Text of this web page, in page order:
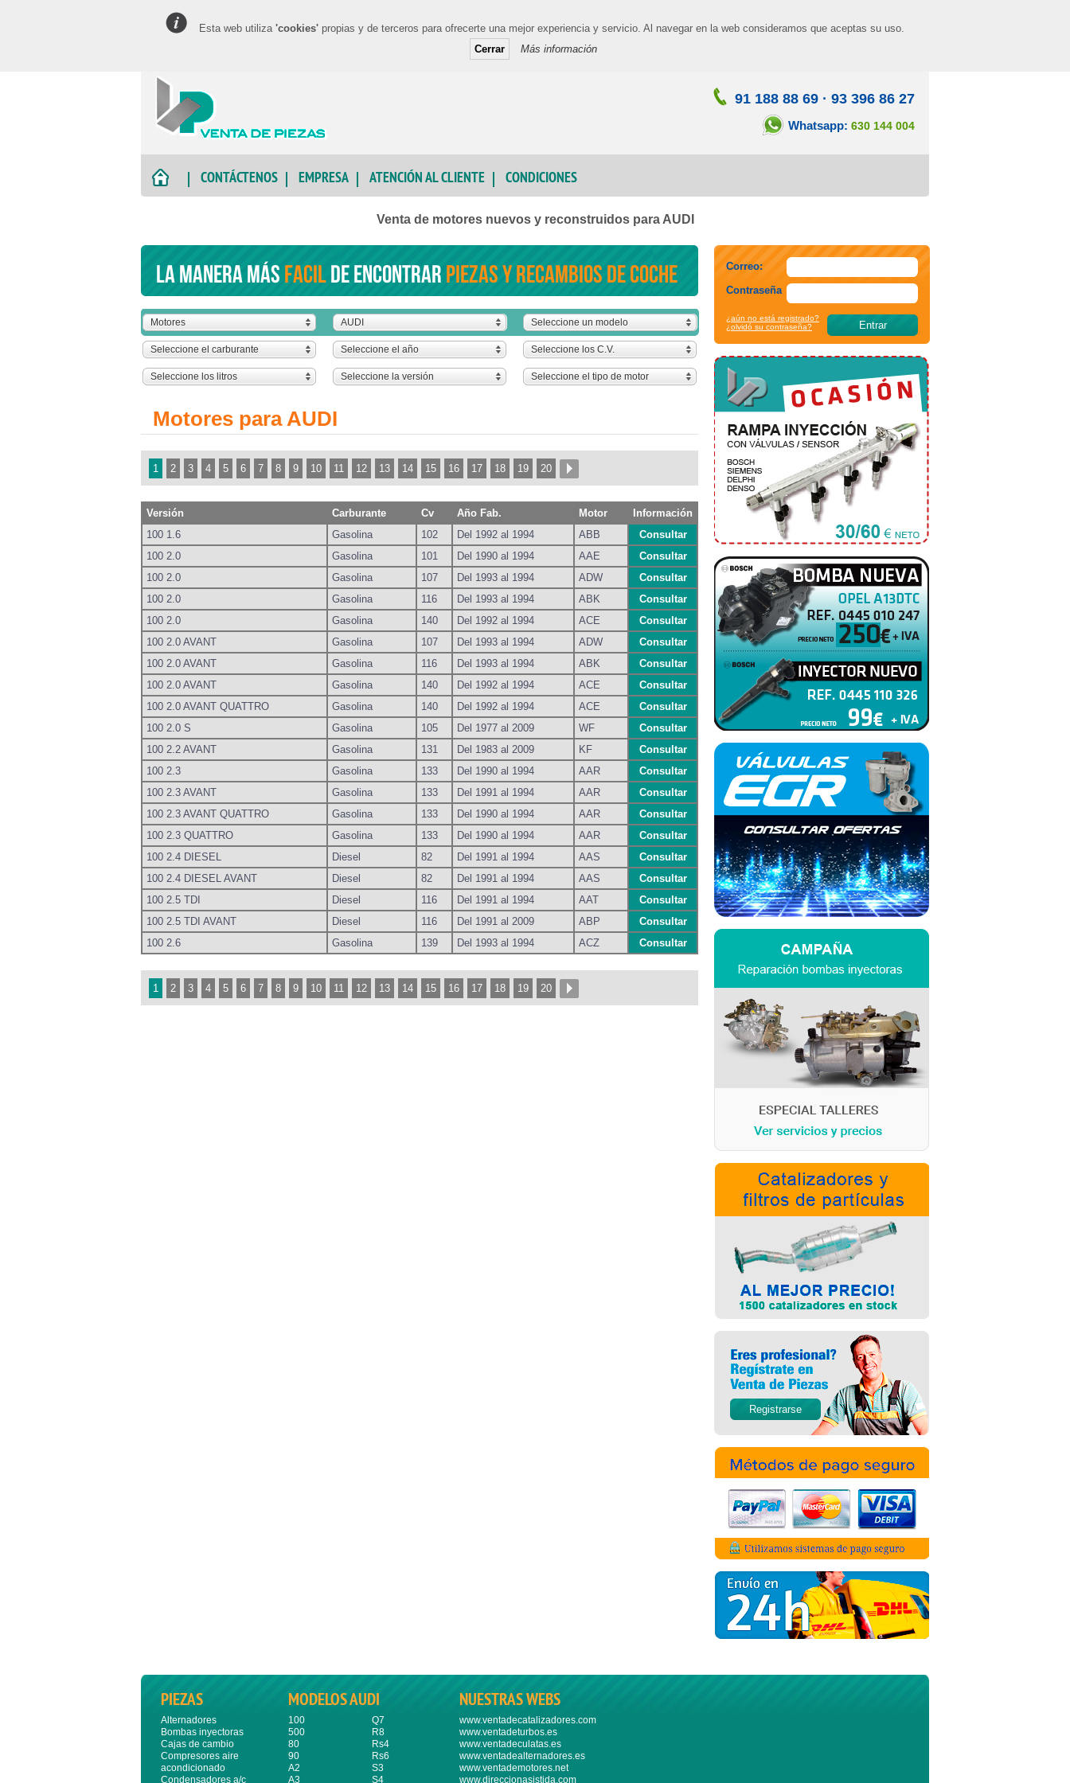
Esta web utiliza 'cookies' propias y de terceros para ofrecerte una mejor experiencia y servicio. Al navegar en la web consideramos que aceptas su uso.
Cerrar
Más información
91 188 88 69 · 93 396 86 27
Whatsapp: 630 144 004
CONTÁCTENOS EMPRESA ATENCIÓN AL CLIENTE CONDICIONES
Venta de motores nuevos y reconstruidos para AUDI
La manera másfacilde encontrarpiezas y recambios de coche
Motores AUDI Seleccione un modelo
Seleccione el carburante Seleccione el año Seleccione los C.V.
Seleccione los litros Seleccione la versión Seleccione el tipo de motor
Motores para AUDI
1 2 3 4 5 6 7 8 9 10 11 12 13 14 15 16 17 18 19 20
Versión Carburante Cv Año Fab. Motor
Información
100 1.6
Gasolina 102 Del 1992 al 1994 ABB
Consultar
100 2.0
Gasolina 101 Del 1990 al 1994 AAE
Consultar
100 2.0
Gasolina 107 Del 1993 al 1994 ADW
Consultar
100 2.0
Gasolina 116 Del 1993 al 1994 ABK
Consultar
100 2.0
Gasolina 140 Del 1992 al 1994 ACE
Consultar
100 2.0 AVANT
Gasolina 107 Del 1993 al 1994 ADW
Consultar
100 2.0 AVANT
Gasolina 116 Del 1993 al 1994 ABK
Consultar
100 2.0 AVANT
Gasolina 140 Del 1992 al 1994 ACE
Consultar
100 2.0 AVANT QUATTRO
Gasolina 140 Del 1992 al 1994 ACE
Consultar
100 2.0 S
Gasolina 105 Del 1977 al 2009 WF
Consultar
100 2.2 AVANT
Gasolina 131 Del 1983 al 2009 KF
Consultar
100 2.3
Gasolina 133 Del 1990 al 1994 AAR
Consultar
100 2.3 AVANT
Gasolina 133 Del 1991 al 1994 AAR
Consultar
100 2.3 AVANT QUATTRO
Gasolina 133 Del 1990 al 1994 AAR
Consultar
100 2.3 QUATTRO
Gasolina 133 Del 1990 al 1994 AAR
Consultar
100 2.4 DIESEL
Diesel 82 Del 1991 al 1994 AAS
Consultar
100 2.4 DIESEL AVANT
Diesel 82 Del 1991 al 1994 AAS
Consultar
100 2.5 TDI
Diesel 116 Del 1991 al 1994 AAT
Consultar
100 2.5 TDI AVANT
Diesel 116 Del 1991 al 2009 ABP
Consultar
100 2.6
Gasolina 139 Del 1993 al 1994 ACZ Consultar
1 2 3 4 5 6 7 8 9 10 11 12 13 14 15 16 17 18 19 20
Correo:
Contraseña
¿aún no está registrado?
¿olvidó su contraseña?
Registrarse
PIEZAS
Alternadores
Bombas inyectoras
Cajas de cambio
Compresores aire
acondicionado
Condensadores a/c
MODELOS AUDI
100
500
80
90
A2
A3
Q7
R8
Rs4
Rs6
S3
S4
NUESTRAS WEBS
www.ventadecatalizadores.com
www.ventadeturbos.es
www.ventadeculatas.es
www.ventadealternadores.es
www.ventademotores.net
www.direccionasistida.com